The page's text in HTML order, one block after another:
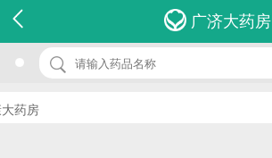
广济大药房
房
名 称：人促黄体生成激素检测试剂
品 牌：(胶体金法)